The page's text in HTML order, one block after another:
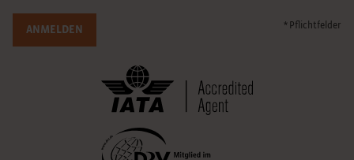
ANMELDEN * Pflichtfelder